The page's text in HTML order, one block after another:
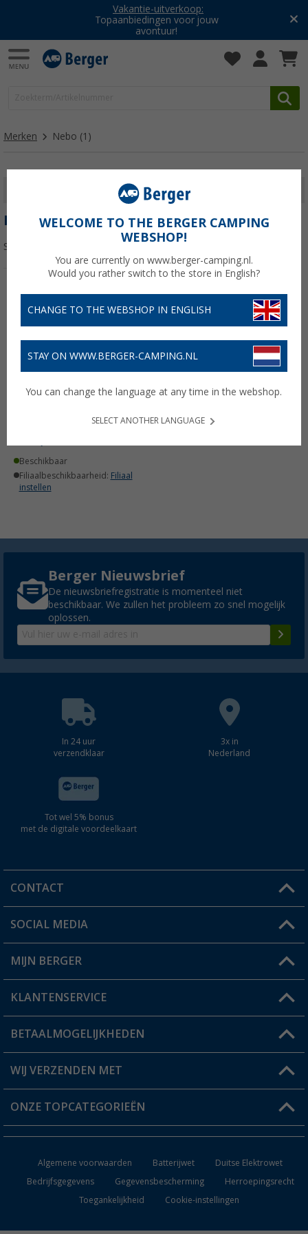
Vakantie-uitverkoop:
Topaanbiedingen voor jouw
avontuur!
Merken Nebo (1)
FILTER WEERGEVEN
NEBO
Sorteren:
Beschikbaar
Filiaalbeschikbaarheid: Filiaal
instellen
Berger Nieuwsbrief
De nieuwsbriefregistratie is momenteel niet
beschikbaar. We zullen het probleem zo snel mogelijk
oplossen.
In 24 uur
verzendklaar
3x in
Nederland
Tot wel 5% bonus
met de digitale voordeelkaart
CONTACT
Een vraag?
Winkel vinden
SOCIAL MEDIA
MIJN BERGER
Mijn account
Status bestelling
Verlanglijstje
KLANTENSERVICE
FAQ & Contact
Verzendinformatie
Catalogus
BETAALMOGELIJKHEDEN
WIJ VERZENDEN MET
ONZE TOPCATEGORIEËN
Campingmeubilair
Algemene voorwaarden Batterijwet
Duitse Elektrowet
Bedrijfsgegevens
Gegevensbescherming
Herroepingsrecht
Toegankelijkheid
Cookie-instellingen
WELCOME TO THE BERGER CAMPING
WEBSHOP!
You are currently on www.berger-camping.nl.
Would you rather switch to the store in English?
CHANGE TO THE WEBSHOP IN ENGLISH
STAY ON WWW.BERGER-CAMPING.NL
You can change the language at any time in the webshop.
SELECT ANOTHER LANGUAGE